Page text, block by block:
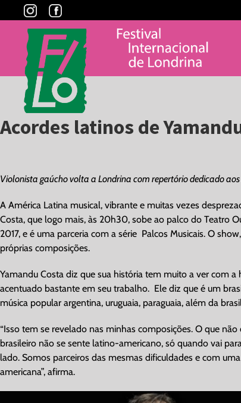
to
content
Acordes latinos de
Larger
Violonista gaúcho volta a Londrina com repertório dedicado
A América Latina musical, vibrante e muitas vezes
Costa, que logo mais, às 20h30, sobe ao palco do Teatro
2017, e é uma parceria com a série Palcos Musicais. O
próprias composições.
Yamandu Costa diz que sua história tem muito a ver com
acentuado bastante em seu trabalho. Ele diz que é um
música popular argentina, uruguaia, paraguaia, além da
“Isso tem se revelado nas minhas composições. O que
brasileiro não se sente latino-americano, só quando vai
lado. Somos parceiros das mesmas dificuldades e com
americana”, afirma.